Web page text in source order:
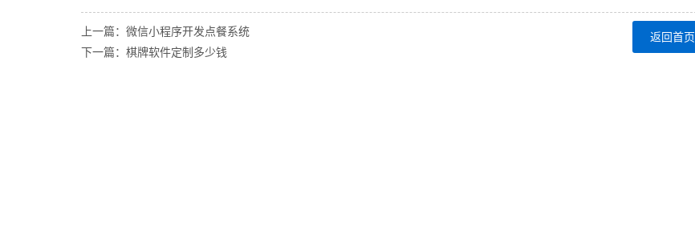
返回首页
上一篇：微信小程序开发点餐系统
下一篇：棋牌软件定制多少钱